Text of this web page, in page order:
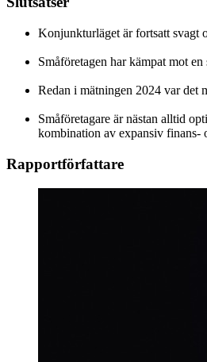
Konjunkturläget är fortsatt svagt
Småföretagen har kämpat mot
Redan i mätningen 2024 var det
Småföretagare är nästan alltid
kombination av expansiv finans-
Rapportförfattare